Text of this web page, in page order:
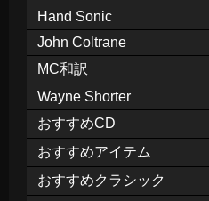
Hand Sonic
John Coltrane
MC和訳
Wayne Shorter
おすすめCD
おすすめアイテム
おすすめクラシック